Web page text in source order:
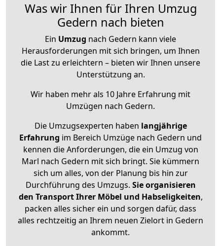
Was wir Ihnen für Ihren Umzug
Gedern nach bieten
Ein Umzug nach Gedern kann viele
Herausforderungen mit sich bringen, um Ihnen
die Last zu erleichtern – bieten wir Ihnen unsere
Unterstützung an.
Wir haben mehr als 10 Jahre Erfahrung mit
Umzügen nach Gedern.
Die Umzugsexperten haben langjährige
Erfahrung im Bereich Umzüge nach Gedern und
kennen die Anforderungen, die ein Umzug von
Marl nach Gedern mit sich bringt. Sie kümmern
sich um alles, von der Planung bis hin zur
Durchführung des Umzugs. Sie organisieren
den Transport Ihrer Möbel und Habseligkeiten,
packen alles sicher ein und sorgen dafür, dass
alles rechtzeitig an Ihrem neuen Zielort in Gedern
ankommt.